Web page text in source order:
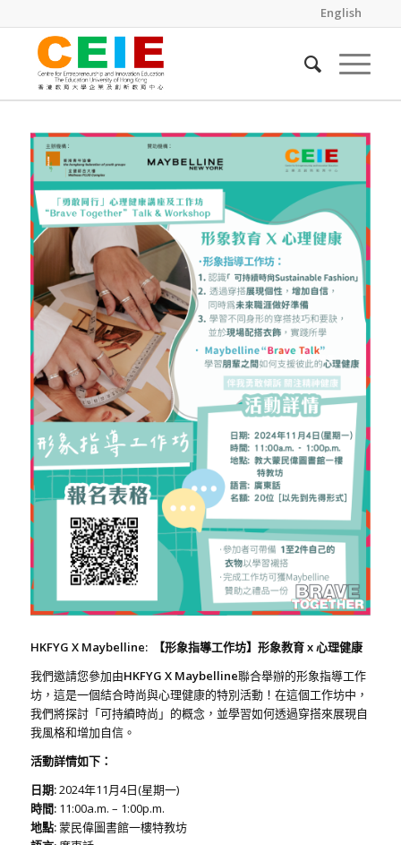
English
HKFYG X Maybelline: 【形象指導工作坊】形象教育x心理健康
我們邀請您參加由HKFYG X Maybelline聯合舉辦的形象指導工作
坊，這是一個結合時尚與心理健康的特別活動！在這個工作坊中，
我們將探討「可持續時尚」的概念，並學習如何透過穿搭來展現自
我風格和增加自信。
活動詳情如下：
日期:2024年11月4日(星期一)
時間: 11:00a.m. – 1:00p.m.
地點:蒙民偉圖書館一樓特教坊